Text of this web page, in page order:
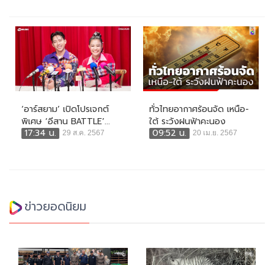
‘อาร์สยาม’ เปิดโปรเจกต์
พิเศษ ‘อีสาน BATTLE’...
17:34 น.
29 ส.ค. 2567
ทั่วไทยอากาศร้อนจัด เหนือ-
ใต้ ระวังฝนฟ้าคะนอง
09:52 น.
20 เม.ย. 2567
ข่าวยอดนิยม